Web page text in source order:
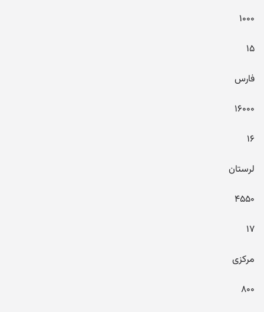
۱۰۰۰
۱۵
فارس
۱۶۰۰۰
۱۶
لرستان
۴۵۵۰
۱۷
مرکزی
۸۰۰